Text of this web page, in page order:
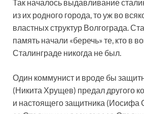
Так началось выдавливание
из их родного города, то уж во
властных структур Волгограда.
память начали «беречь» те, кто в
Сталинграде никогда не был.
Один коммунист и вроде бы
(Никита Хрущев) предал другого
и настоящего защитника (Иосифа